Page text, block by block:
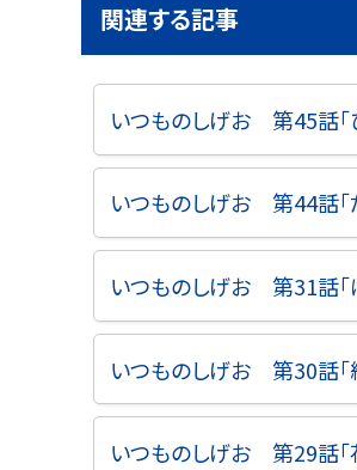
関連する記事
いつものしげお 第45話「
いつものしげお 第44話「
いつものしげお 第31話「
いつものしげお 第30話「
いつものしげお 第29話「